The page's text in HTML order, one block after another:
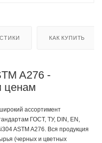
КАК КУПИТЬ
A276 -
ценам
ассортимент
ГОСТ, ТУ, DIN, EN,
ASTM A276. Вся продукция
(черных и цветных